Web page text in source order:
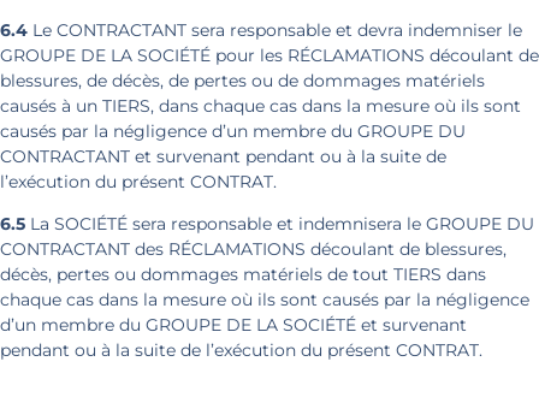
6.4 Le CONTRACTANT sera responsable et devra indemniser le
GROUPE DE LA SOCIÉTÉ pour les RÉCLAMATIONS découlant de
blessures, de décès, de pertes ou de dommages matériels
causés à un TIERS, dans chaque cas dans la mesure où ils sont
causés par la négligence d’un membre du GROUPE DU
CONTRACTANT et survenant pendant ou à la suite de
l’exécution du présent CONTRAT.
6.5 La SOCIÉTÉ sera responsable et indemnisera le GROUPE DU
CONTRACTANT des RÉCLAMATIONS découlant de blessures,
décès, pertes ou dommages matériels de tout TIERS dans
chaque cas dans la mesure où ils sont causés par la négligence
d’un membre du GROUPE DE LA SOCIÉTÉ et survenant
pendant ou à la suite de l’exécution du présent CONTRAT.